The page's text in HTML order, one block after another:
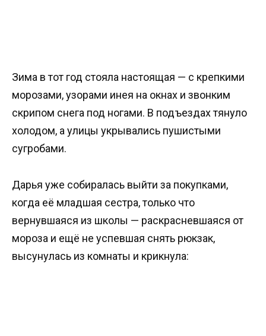
Зима в тот год стояла настоящая — с крепкими
морозами, узорами инея на окнах и звонким
скрипом снега под ногами. В подъездах тянуло
холодом, а улицы укрывались пушистыми
сугробами.
Дарья уже собиралась выйти за покупками,
когда её младшая сестра, только что
вернувшаяся из школы — раскрасневшаяся от
мороза и ещё не успевшая снять рюкзак,
высунулась из комнаты и крикнула: